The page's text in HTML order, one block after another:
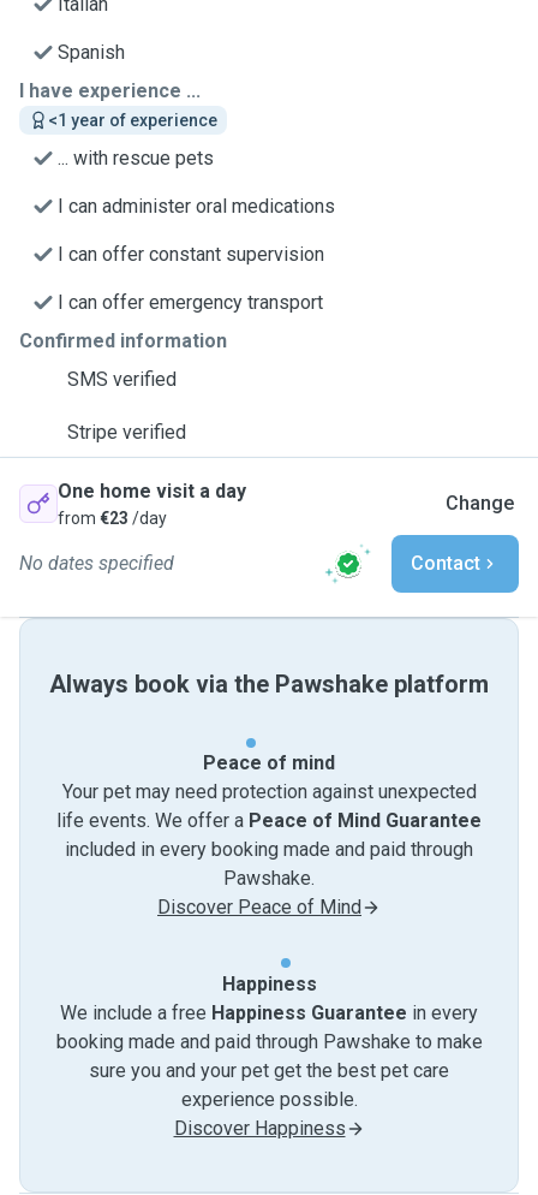
Spanish
I have experience ...
<1 year of experience
... with rescue pets
I can administer oral medications
I can offer constant supervision
I can offer emergency transport
Confirmed information
SMS verified
Stripe verified
One home visit a day
from €23 /day
Change
No dates specified Contact
Always book via the Pawshake platform
Peace of mind
Your pet may need protection against unexpected
life events. We offer a Peace of Mind Guarantee
included in every booking made and paid through
Pawshake.
Discover Peace of Mind
Happiness
We include a free Happiness Guarantee in every
booking made and paid through Pawshake to make
sure you and your pet get the best pet care
experience possible.
Discover Happiness